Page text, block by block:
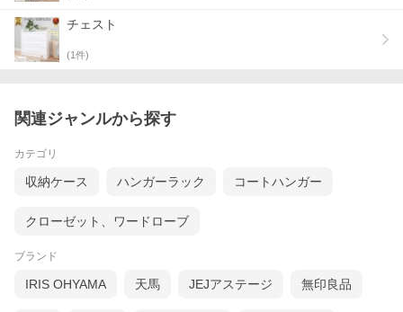
チェスト
(1件)
関連ジャンルから探す
カテゴリ
収納ケース ハンガーラック コートハンガー
クローゼット、ワードローブ
ブランド
IRIS OHYAMA 天馬 JEJアステージ 無印良品